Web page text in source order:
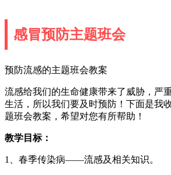
感冒预防主题班会
预防流感的主题班会教案
流感给我们的生命健康带来了威胁，严
生活，所以我们要及时预防！下面是我
题班会教案，希望对您有所帮助！
教学目标：
1、春季传染病——流感及相关知识。